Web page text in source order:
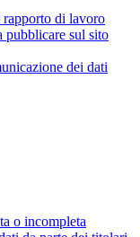
di lavoro
pubblicare sul sito
dei dati
o incompleta